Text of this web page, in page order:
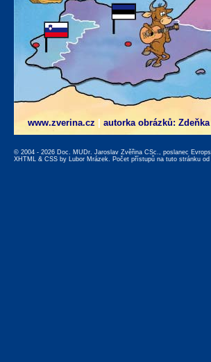
www.zverina.cz autorka obrázků:
© 2004 - 2026 Doc. MUDr. Jaroslav Zvěřina CSc., poslanec
XHTML & CSS by Lubor Mrázek. Počet přístupů na tuto stránku od